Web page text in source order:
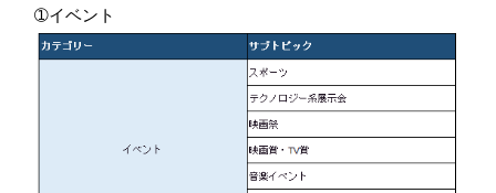
➀イベント